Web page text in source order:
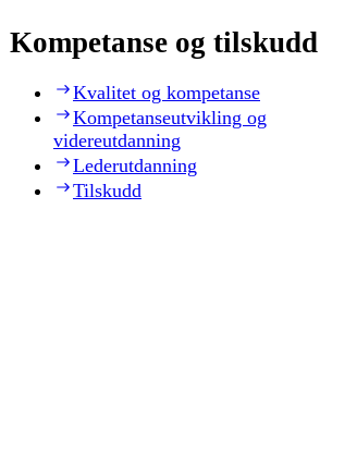
Kompetanse og tilskudd
Kvalitet og kompetanse
Kompetanseutvikling og
videreutdanning
Lederutdanning
Tilskudd